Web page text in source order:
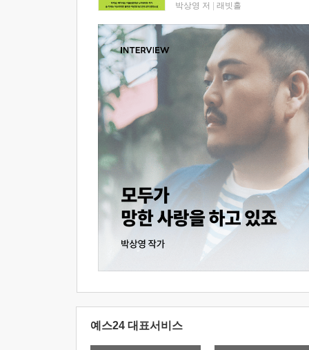
박상영 저 래빗홀
예스24 대표서비스